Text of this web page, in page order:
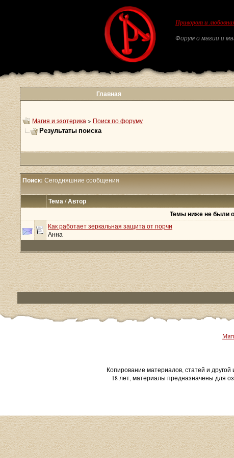
Приворот и
Форум о магии и
Главная
Магия и эзотерика > Поиск по форуму
Результаты поиска
Поиск: Сегодняшние сообщения
Тема / Автор
Темы ниже не были
Как работает зеркальная защита от порчи
Анна
Копирование материалов, статей и
18 лет, материалы предназначены для